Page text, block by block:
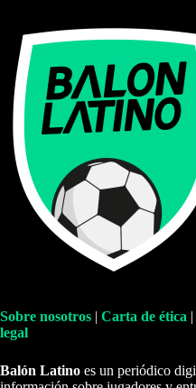
Sobre nosotros | Carta de ética |
legal
Balón Latino es un periódico